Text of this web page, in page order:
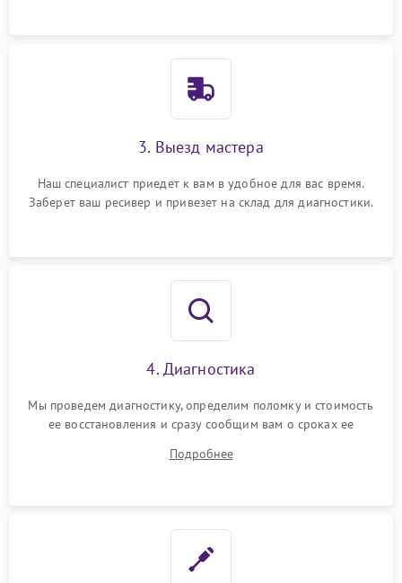
3. Выезд мастера
Наш специалист приедет к вам в удобное для вас время.
Заберет ваш ресивер и привезет на склад для диагностики.
4. Диагностика
Мы проведем диагностику, определим поломку и стоимость
ее восстановления и сразу сообщим вам о сроках ее
Подробнее